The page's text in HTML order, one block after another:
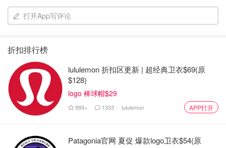
打开App写评论
折扣排行榜
lululemon 折扣区更新 | 超经典卫衣$69(原
$128)
logo 棒球帽$29
999+ 1333 lululemon APP打开
Patagonia官网 夏促 爆款logo卫衣$54(原